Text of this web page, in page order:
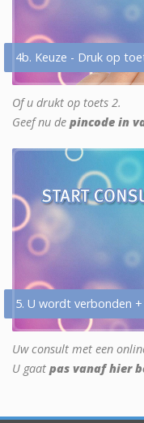
4b. Keuze - Druk op
Of u drukt op toets 2.
Geef nu de pincode in
5. U wordt verbonden +
Uw consult met een
U gaat pas vanaf hier